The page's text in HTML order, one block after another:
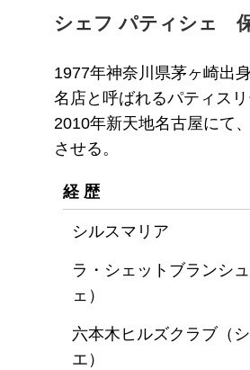
シェフ パティシェ
1977年神奈川県茅ヶ崎出
名店と呼ばれるパティスリ
2010年新天地名古屋にて
させる。
経 歴
シルスマリア
ラ・シェットブランシ
ェ）
六本木ヒルズクラブ（
エ）